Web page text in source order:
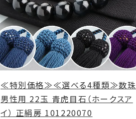
≪特別価格≫≪選べる4種類≫数珠
男性用 22玉 青虎目石（ホークスア
イ） 正絹房 101220070